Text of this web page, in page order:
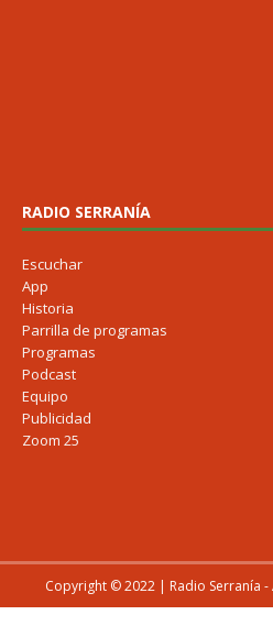
RADIO SERRANÍA
Escuchar
App
Historia
Parrilla de programas
Programas
Podcast
Equipo
Publicidad
Zoom 25
Copyright © 2022 | Radio Serranía